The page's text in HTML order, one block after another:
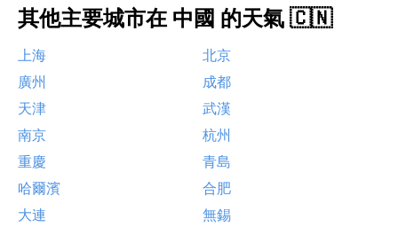
其他主要城市在 中國 的天氣 🇨🇳
上海
北京
廣州
成都
天津
武漢
南京
杭州
重慶
青島
哈爾濱
合肥
大連
無錫